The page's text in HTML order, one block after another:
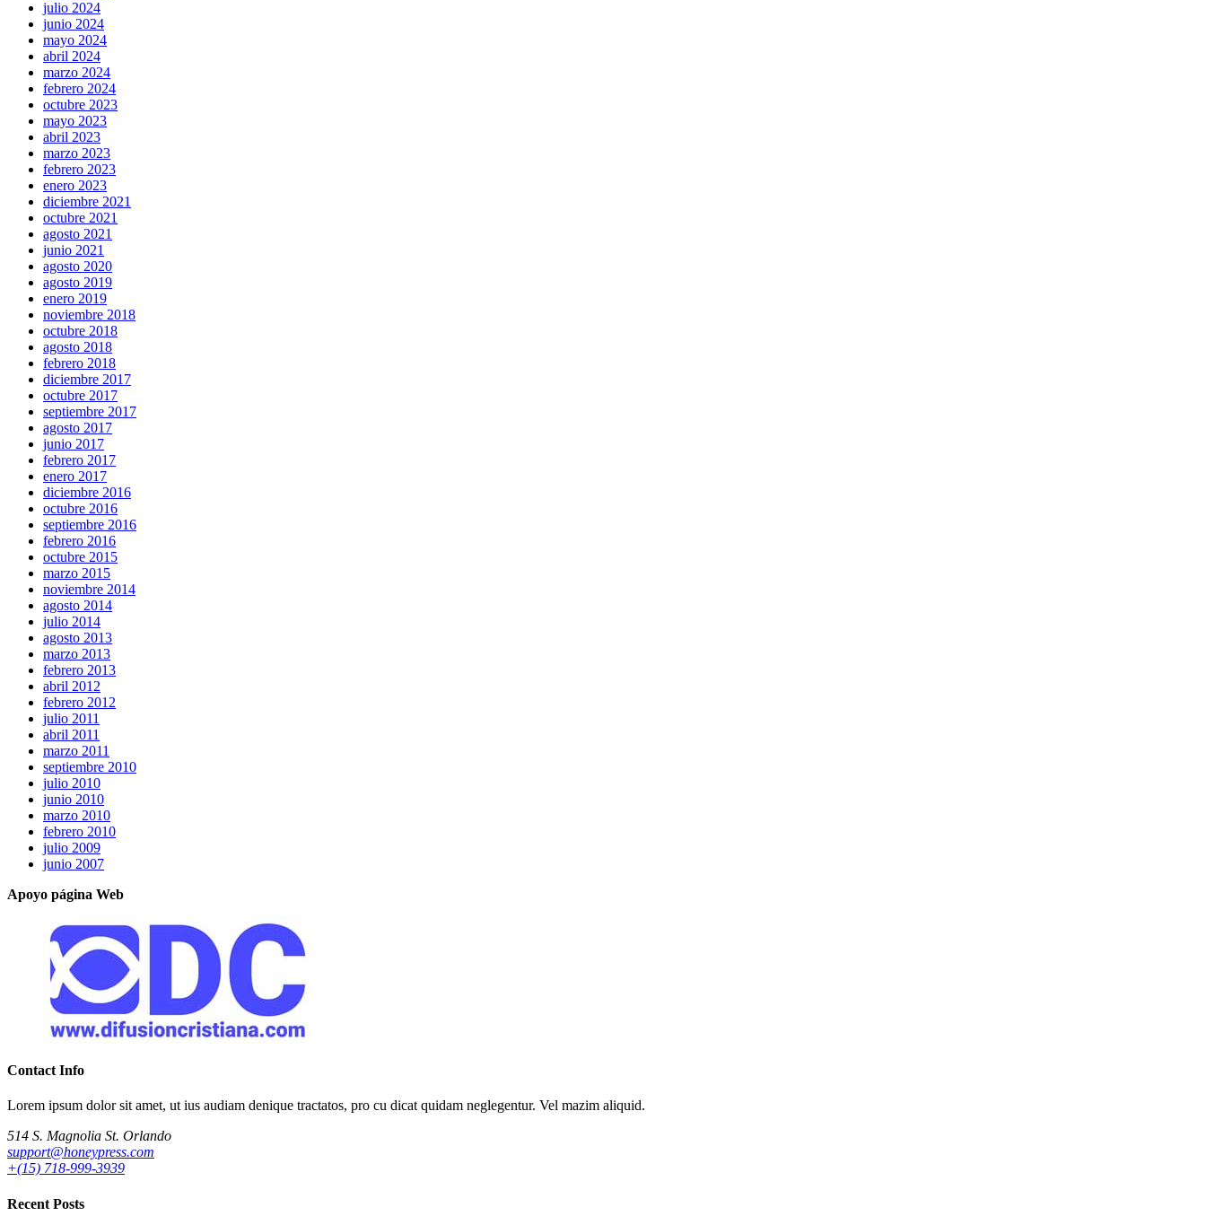
julio 2024
junio 2024
mayo 2024
abril 2024
marzo 2024
febrero 2024
octubre 2023
mayo 2023
abril 2023
marzo 2023
febrero 2023
enero 2023
diciembre 2021
octubre 2021
agosto 2021
junio 2021
agosto 2020
agosto 2019
enero 2019
noviembre 2018
octubre 2018
agosto 2018
febrero 2018
diciembre 2017
octubre 2017
septiembre 2017
agosto 2017
junio 2017
febrero 2017
enero 2017
diciembre 2016
octubre 2016
septiembre 2016
febrero 2016
octubre 2015
marzo 2015
noviembre 2014
agosto 2014
julio 2014
agosto 2013
marzo 2013
febrero 2013
abril 2012
febrero 2012
julio 2011
abril 2011
marzo 2011
septiembre 2010
julio 2010
junio 2010
marzo 2010
febrero 2010
julio 2009
junio 2007
Apoyo página Web
Contact Info
Lorem ipsum dolor sit amet, ut ius audiam denique tractatos, pro cu dicat quidam neglegentur. Vel mazim aliquid.
514 S. Magnolia St. Orlando
support@honeypress.com
+(15) 718-999-3939
Recent Posts